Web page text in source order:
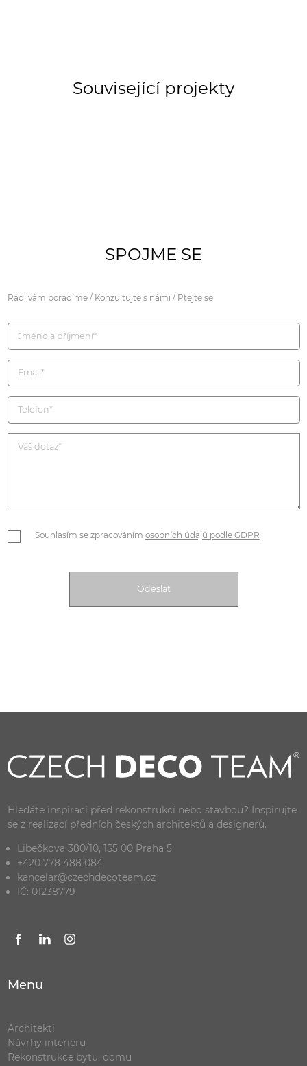
Související projekty
SPOJME SE
Rádi vám poradíme / Konzultujte s námi / Ptejte se
Souhlasím se zpracováním osobních údajů podle GDPR
Hledáte inspiraci před rekonstrukcí nebo stavbou? Inspirujte
se z realizací předních českých architektů a designerů.
Libečkova 380/10, 155 00 Praha 5
+420 778 488 084
kancelar@czechdecoteam.cz
IČ: 01238779
Menu
Architekti
Návrhy interiéru
Rekonstrukce bytu, domu